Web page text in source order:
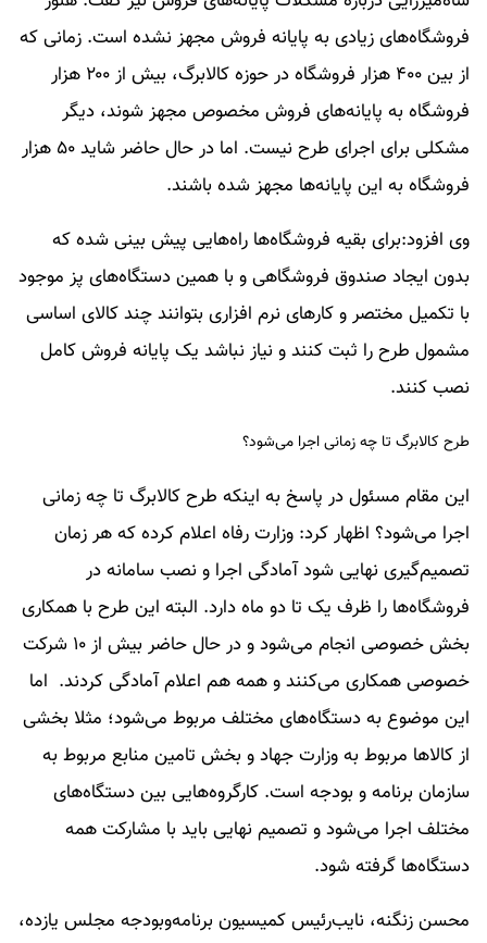
فروشگاه‌های زیادی به پایانه فروش مجهز نشده است. زمانی که
از بین ۴۰۰ هزار فروشگاه در حوزه کالابرگ، بیش از ۲۰۰ هزار
فروشگاه به پایانه‌های فروش مخصوص مجهز شوند، دیگر
مشکلی برای اجرای طرح نیست. اما در حال حاضر شاید ۵۰ هزار
فروشگاه به این پایانه‌ها مجهز شده باشند.
وی افزود:برای بقیه فروشگاه‌ها راه‌هایی پیش بینی شده که
بدون ایجاد صندوق فروشگاهی و با همین دستگاه‌های پز موجود
با تکمیل مختصر و کارهای نرم افزاری بتوانند چند کالای اساسی
مشمول طرح را ثبت کنند و نیاز نباشد یک پایانه فروش کامل
نصب کنند.
طرح کالابرگ تا چه زمانی اجرا می‌شود؟
این مقام مسئول در پاسخ به اینکه طرح کالابرگ تا چه زمانی
اجرا می‌شود؟ اظهار کرد: وزارت رفاه اعلام کرده که هر زمان
تصمیم‌گیری نهایی شود آمادگی اجرا و نصب سامانه در
فروشگاه‌ها را ظرف یک تا دو ماه دارد. البته این طرح با همکاری
بخش خصوصی انجام می‌شود و در حال حاضر بیش از ۱۰ شرکت
خصوصی همکاری می‌کنند و همه هم اعلام آمادگی کردند. ‌ اما
این موضوع به دستگاه‌های مختلف مربوط می‌شود؛ مثلا بخشی
از کالاها مربوط به وزارت جهاد و بخش تامین منابع مربوط به
سازمان برنامه و بودجه است. کارگروه‌هایی بین دستگاه‌های
مختلف اجرا می‌شود و تصمیم نهایی باید با مشارکت همه
دستگاه‌ها گرفته شود.
محسن زنگنه، نایب‌رئیس کمیسیون برنامه‌وبودجه مجلس یازده،